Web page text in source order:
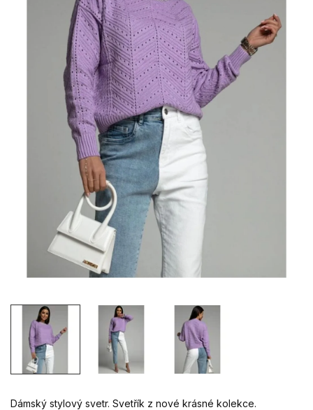
Dámský stylový svetr. Svetřík z nové krásné kolekce.